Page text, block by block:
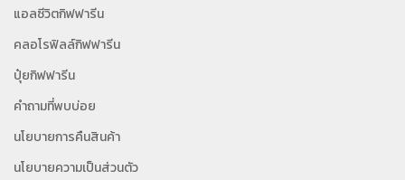
แอลซีวิตกิฟฟารีน
คลอโรฟิลล์กิฟฟารีน
ปุ๋ยกิฟฟารีน
คำถามที่พบบ่อย
นโยบายการคืนสินค้า
นโยบายความเป็นส่วนตัว